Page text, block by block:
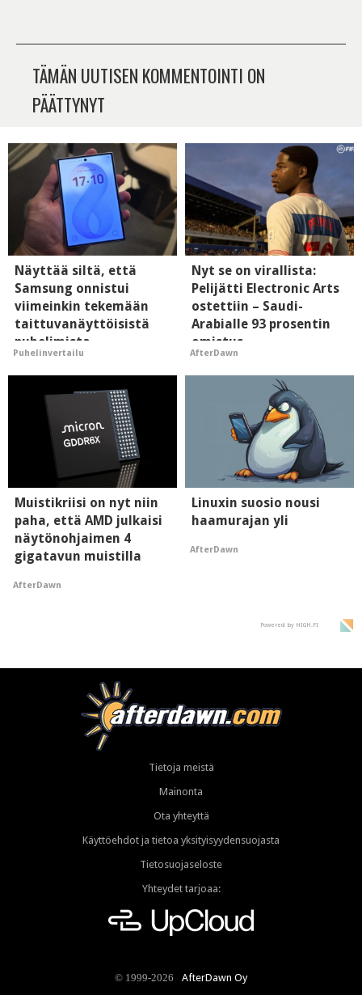
TÄMÄN UUTISEN KOMMENTOINTI ON
PÄÄTTYNYT
Näyttää siltä, että
Samsung onnistui
viimeinkin tekemään
taittuvanäyttöisistä
puhelimista
supersuosittuja
Puhelinvertailu
Nyt se on virallista:
Pelijätti Electronic Arts
ostettiin – Saudi-
Arabialle 93 prosentin
omistus
AfterDawn
Muistikriisi on nyt niin
paha, että AMD julkaisi
näytönohjaimen 4
gigatavun muistilla
AfterDawn
Linuxin suosio nousi
haamurajan yli
AfterDawn
Powered by HIGH.FI
Tietoja meistä
Mainonta
Ota yhteyttä
Käyttöehdot ja tietoa yksityisyydensuojasta
Tietosuojaseloste
Yhteydet tarjoaa:
© 1999-2026 AfterDawn Oy